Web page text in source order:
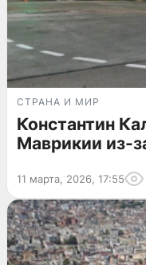
СТРАНА И МИР
Константин
Маврикии из-
11 марта, 2026, 17:55